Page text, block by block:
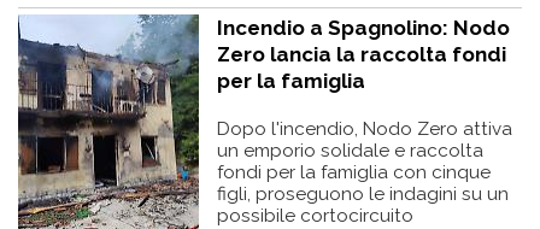
Incendio a Spagnolino: Nodo
Zero lancia la raccolta fondi
per la famiglia
Dopo l'incendio, Nodo Zero attiva
un emporio solidale e raccolta
fondi per la famiglia con cinque
figli, proseguono le indagini su un
possibile cortocircuito